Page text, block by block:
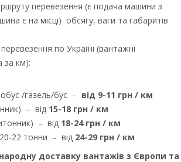
перевезення (є подача машини з
є на місці) обсягу, ваги та габаритів
по Україні (вантажні
за км):
/газель/бус – від 9-11 грн / км
– від 15-18 грн / км
– від 18-24 грн / км
22 тонни – від 24-29 грн / км
доставку вантажів з Європи та